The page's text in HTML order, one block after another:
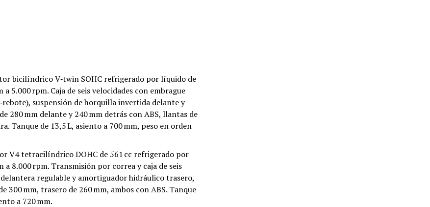
bicilíndrico V‑twin SOHC refrigerado por líquido de
a 5.000 rpm. Caja de seis velocidades con embrague
suspensión de horquilla invertida delante y
280 mm delante y 240 mm detrás con ABS, llantas de
Tanque de 13,5 L, asiento a 700 mm, peso en orden
V4 tetracilíndrico DOHC de 561 cc refrigerado por
a 8.000 rpm. Transmisión por correa y caja de seis
regulable y amortiguador hidráulico trasero,
300 mm, trasero de 260 mm, ambos con ABS. Tanque
a 720 mm.